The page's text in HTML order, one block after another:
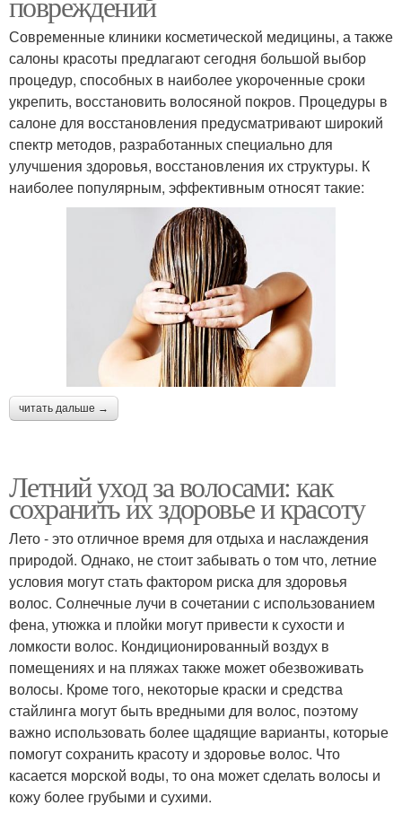
Современные клиники косметической медицины, а также
салоны красоты предлагают сегодня большой выбор
процедур, способных в наиболее укороченные сроки
укрепить, восстановить волосяной покров. Процедуры в
салоне для восстановления предусматривают широкий
спектр методов, разработанных специально для
улучшения здоровья, восстановления их структуры. К
наиболее популярным, эффективным относят такие:
читать дальше →
Летний уход за волосами: как
сохранить их здоровье и красоту
Лето - это отличное время для отдыха и наслаждения
природой. Однако, не стоит забывать о том что, летние
условия могут стать фактором риска для здоровья
волос. Солнечные лучи в сочетании с использованием
фена, утюжка и плойки могут привести к сухости и
ломкости волос. Кондиционированный воздух в
помещениях и на пляжах также может обезвоживать
волосы. Кроме того, некоторые краски и средства
стайлинга могут быть вредными для волос, поэтому
важно использовать более щадящие варианты, которые
помогут сохранить красоту и здоровье волос. Что
касается морской воды, то она может сделать волосы и
кожу более грубыми и сухими.